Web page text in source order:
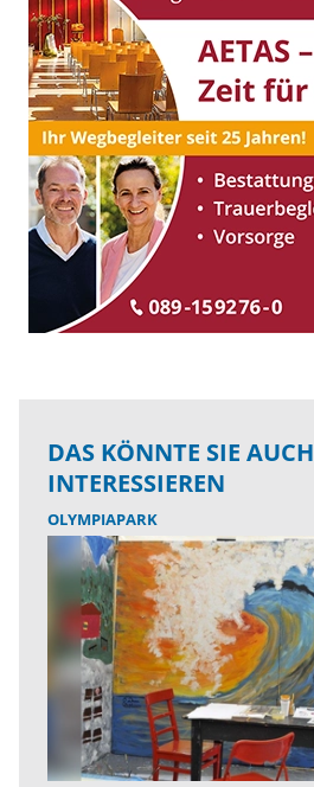
DAS KÖNNTE SIE AUCH
INTERESSIEREN
OLYMPIAPARK